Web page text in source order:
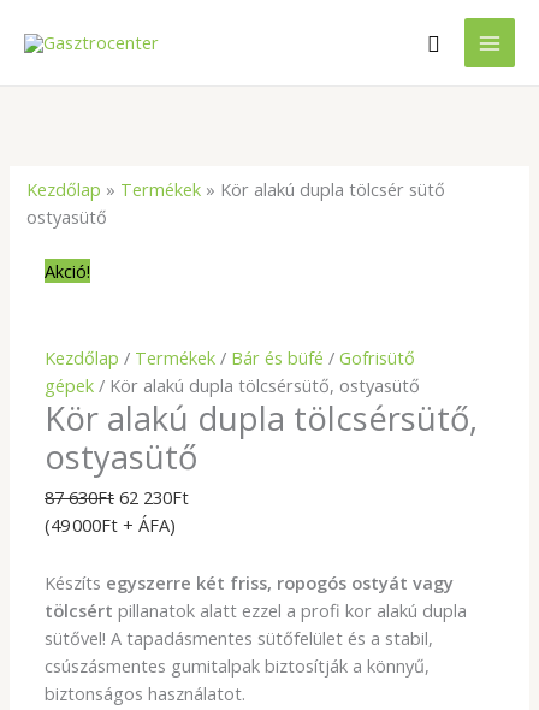
Search
Kezdőlap » Termékek » Kör alakú dupla tölcsér sütő
ostyasütő
Akció!
Kezdőlap / Termékek / Bár és büfé /Gofrisütő
gépek / Kör alakú dupla tölcsérsütő, ostyasütő
Kör alakú dupla tölcsérsütő,
ostyasütő
87 630Ft
87
62 230Ft
62
(49 000Ft + ÁFA)
Készíts egyszerre két friss, ropogós ostyát vagy
tölcsért pillanatok alatt ezzel a profi kor alakú dupla
sütővel! A tapadásmentes sütőfelület és a stabil,
csúszásmentes gumitalpak biztosítják a könnyű,
biztonságos használatot.
tölcsérsütő,
ostyasütő